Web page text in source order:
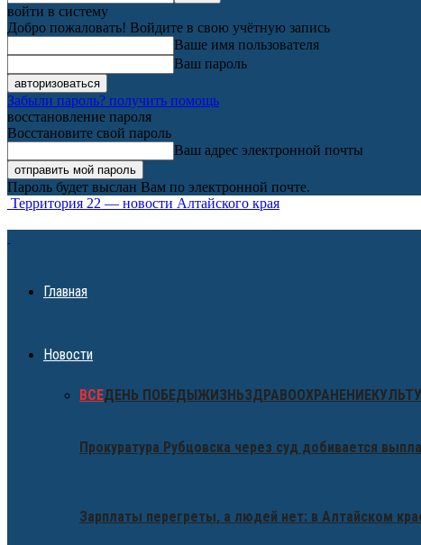
войти в систему
Добро пожаловать! Войдите в свою учётную запись
Ваше имя пользователя
Ваш пароль
Забыли пароль? получить помощь
восстановление пароля
Восстановите свой пароль
Ваш адрес электронной почты
Пароль будет выслан Вам по электронной почте.
Территория 22 — новости Алтайского края
Главная
Новости
ВСЕДЕНЬ ПОБЕДЫЖИЗНЬЗДРАВООХРАНЕНИЕ
Прокуратура Рубцовска через суд добивается
Зарплаты перегреты, а людей нет: в Алтайском